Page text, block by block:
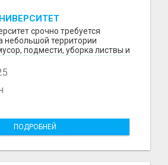
срочно требуется
небольшой территории
подмести, уборка листвы и
ПОДРОБНЕЙ